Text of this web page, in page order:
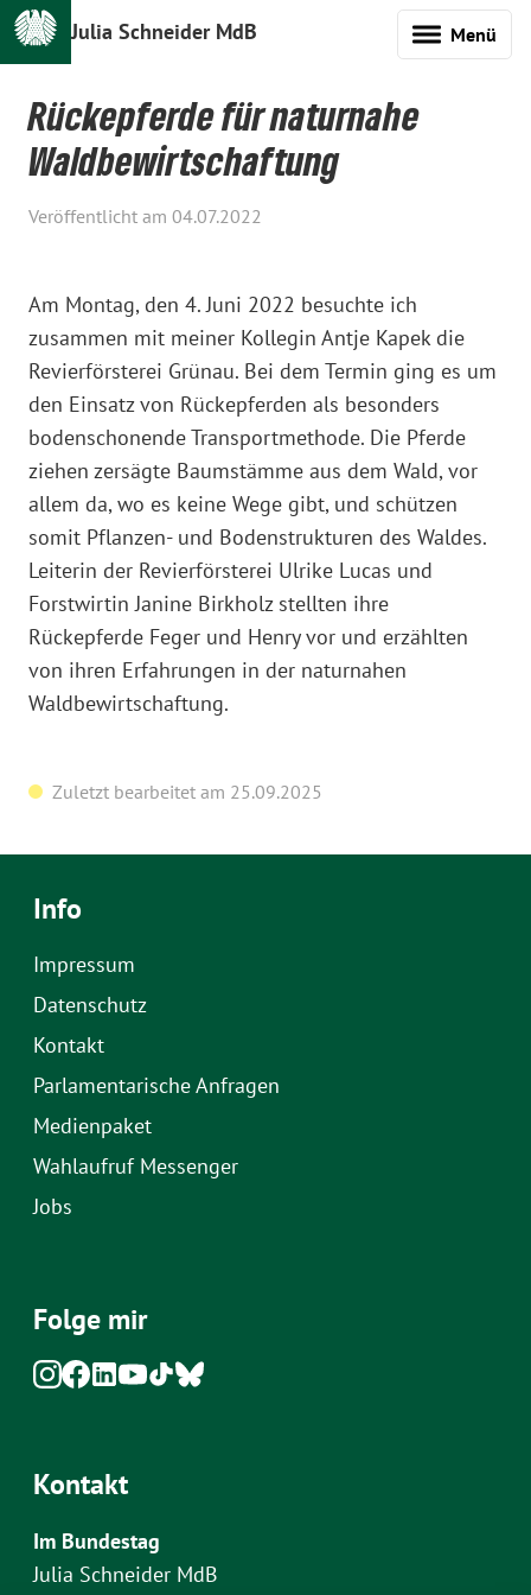
Julia Schneider MdB Menü
Rückepferde für naturnahe
Waldbewirtschaftung
Veröffentlicht am 04.07.2022
Am Montag, den 4. Juni 2022 besuchte ich
zusammen mit meiner Kollegin Antje Kapek die
Revierförsterei Grünau. Bei dem Termin ging es um
den Einsatz von Rückepferden als besonders
bodenschonende Transportmethode. Die Pferde
ziehen zersägte Baumstämme aus dem Wald, vor
allem da, wo es keine Wege gibt, und schützen
somit Pflanzen- und Bodenstrukturen des Waldes.
Leiterin der Revierförsterei Ulrike Lucas und
Forstwirtin Janine Birkholz stellten ihre
Rückepferde Feger und Henry vor und erzählten
von ihren Erfahrungen in der naturnahen
Waldbewirtschaftung.
Zuletzt bearbeitet am 25.09.2025
Info
Impressum
Datenschutz
Kontakt
Parlamentarische Anfragen
Medienpaket
Wahlaufruf Messenger
Jobs
Folge mir
Kontakt
Im Bundestag
Julia Schneider MdB